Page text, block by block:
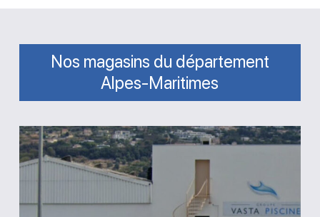
Nos magasins du département
Alpes-Maritimes
Groupe
Saint-